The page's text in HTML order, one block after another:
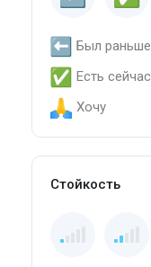
Был раньше
Есть сейчас
Хочу
Стойкость